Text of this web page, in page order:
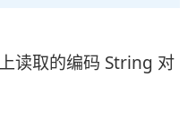
读取的编码 String 对